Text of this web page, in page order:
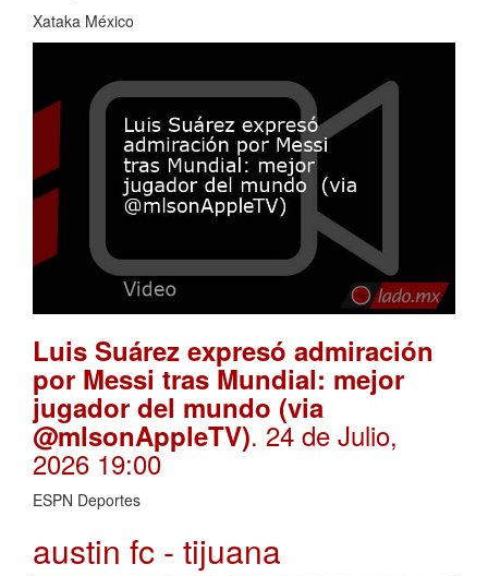
Xataka México
Luis Suárez expresó admiración
por Messi tras Mundial: mejor
jugador del mundo (via
@mlsonAppleTV). 24 de Julio,
2026 19:00
ESPN Deportes
austin fc - tijuana